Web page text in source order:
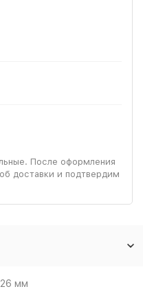
После оформления
доставки и подтвердим
мм